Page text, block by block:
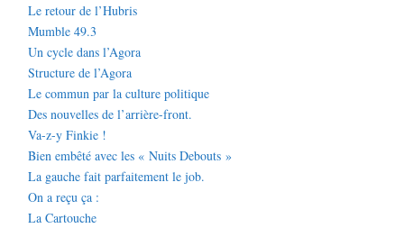
Le retour de l’Hubris
Mumble 49.3
Un cycle dans l’Agora
Structure de l’Agora
Le commun par la culture politique
Des nouvelles de l’arrière-front.
Va-z-y Finkie !
Bien embêté avec les « Nuits Debouts »
La gauche fait parfaitement le job.
On a reçu ça :
La Cartouche